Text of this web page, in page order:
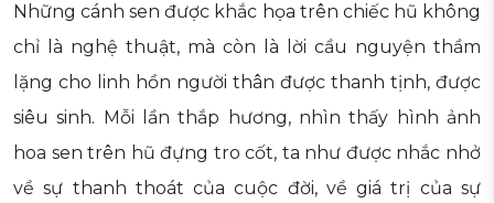
Những cánh sen được khắc họa trên chiếc hũ không
chỉ là nghệ thuật, mà còn là lời cầu nguyện thầm
lặng cho linh hồn người thân được thanh tịnh, được
siêu sinh. Mỗi lần thắp hương, nhìn thấy hình ảnh
hoa sen trên hũ đựng tro cốt, ta như được nhắc nhở
về sự thanh thoát của cuộc đời, về giá trị của sự